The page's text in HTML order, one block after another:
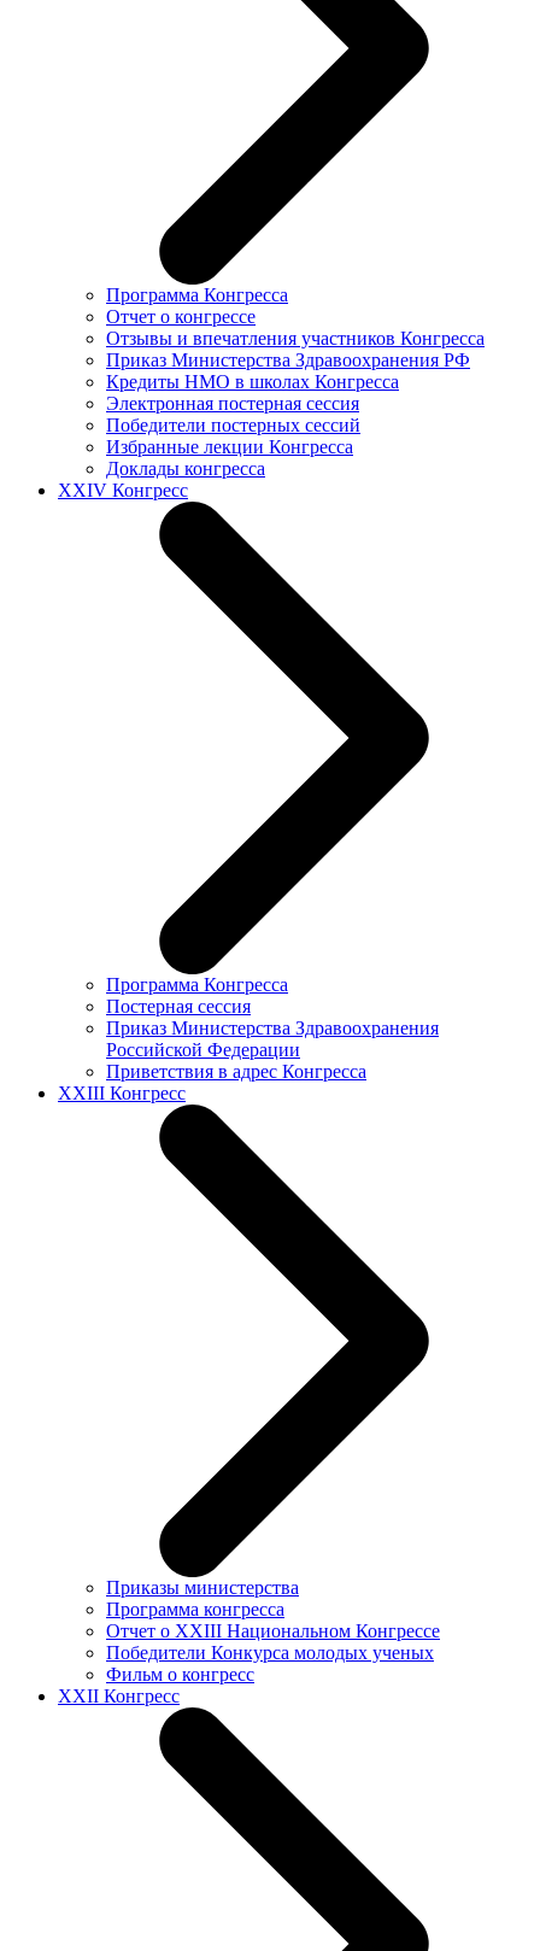
Программа Конгресса
Отчет о конгрессе
Отзывы и впечатления участников Конгресса
Приказ Министерства Здравоохранения РФ
Кредиты НМО в школах Конгресса
Электронная постерная сессия
Победители постерных сессий
Избранные лекции Конгресса
Доклады конгресса
XXIV Конгресс
Программа Конгресса
Постерная сессия
Приказ Министерства Здравоохранения
Российской Федерации
Приветствия в адрес Конгресса
XXIII Конгресс
Приказы министерства
Программа конгресса
Отчет о XXIII Национальном Конгрессе
Победители Конкурса молодых ученых
Фильм о конгресс
XXII Конгресс